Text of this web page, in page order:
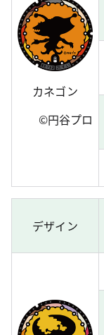
カネゴン
©円谷プロ
デザイン